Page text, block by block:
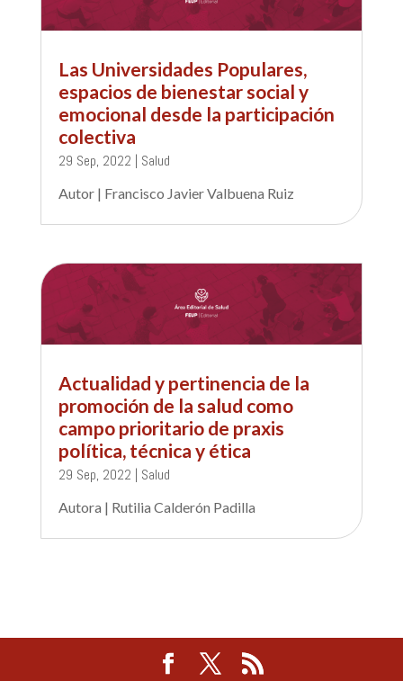
Las Universidades Populares,
espacios de bienestar social y
emocional desde la participación
colectiva
29 Sep, 2022 | Salud
Autor | Francisco Javier Valbuena Ruiz
Actualidad y pertinencia de la
promoción de la salud como
campo prioritario de praxis
política, técnica y ética
29 Sep, 2022 | Salud
Autora | Rutilia Calderón Padilla